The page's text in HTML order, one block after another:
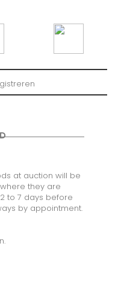
at auction will be
they are
to 7 days before
by appointment.